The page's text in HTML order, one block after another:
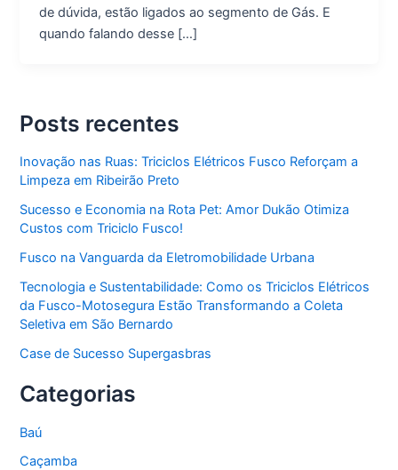
de dúvida, estão ligados ao segmento de Gás. E
quando falando desse […]
Posts recentes
Inovação nas Ruas: Triciclos Elétricos Fusco Reforçam a
Limpeza em Ribeirão Preto
Sucesso e Economia na Rota Pet: Amor Dukão Otimiza
Custos com Triciclo Fusco!
Fusco na Vanguarda da Eletromobilidade Urbana
Tecnologia e Sustentabilidade: Como os Triciclos Elétricos
da Fusco-Motosegura Estão Transformando a Coleta
Seletiva em São Bernardo
Case de Sucesso Supergasbras
Categorias
Baú
Caçamba